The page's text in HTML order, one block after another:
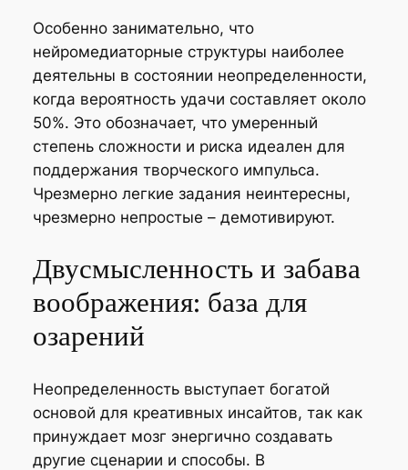
Особенно занимательно, что
нейромедиаторные структуры наиболее
деятельны в состоянии неопределенности,
когда вероятность удачи составляет около
50%. Это обозначает, что умеренный
степень сложности и риска идеален для
поддержания творческого импульса.
Чрезмерно легкие задания неинтересны,
чрезмерно непростые – демотивируют.
Двусмысленность и забава
воображения: база для
озарений
Неопределенность выступает богатой
основой для креативных инсайтов, так как
принуждает мозг энергично создавать
другие сценарии и способы. В